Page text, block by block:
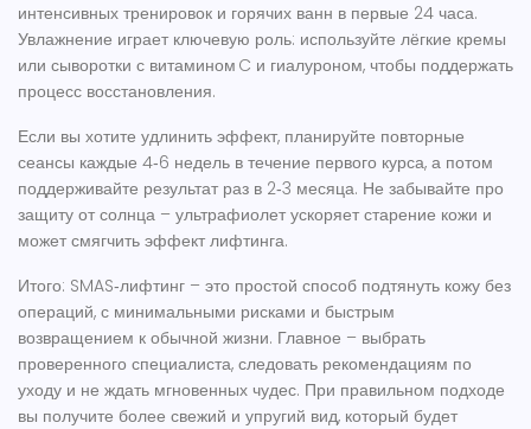
интенсивных тренировок и горячих ванн в первые 24 часа.
Увлажнение играет ключевую роль: используйте лёгкие кремы
или сыворотки с витамином C и гиалуроном, чтобы поддержать
процесс восстановления.
Если вы хотите удлинить эффект, планируйте повторные
сеансы каждые 4‑6 недель в течение первого курса, а потом
поддерживайте результат раз в 2‑3 месяца. Не забывайте про
защиту от солнца – ультрафиолет ускоряет старение кожи и
может смягчить эффект лифтинга.
Итого: SMAS‑лифтинг – это простой способ подтянуть кожу без
операций, с минимальными рисками и быстрым
возвращением к обычной жизни. Главное – выбрать
проверенного специалиста, следовать рекомендациям по
уходу и не ждать мгновенных чудес. При правильном подходе
вы получите более свежий и упругий вид, который будет